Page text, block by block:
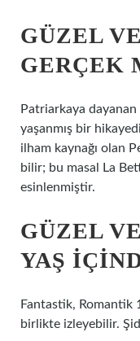
GÜZEL
GERÇEK
Patriarkaya
yaşanmış bir
ilham kaynağı olan
bilir; bu masal La
esinlenmiştir.
GÜZEL
YAŞ
Fantastik, Romantik
birlikte izleyebilir.